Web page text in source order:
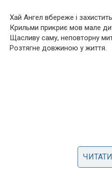
Хай Ангел вбереже і
Крильми прикриє мов мале
Щасливу саму, неповторну
Розтягне довжиною у життя.